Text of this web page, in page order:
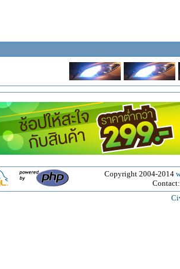
Copyright 2004-2014